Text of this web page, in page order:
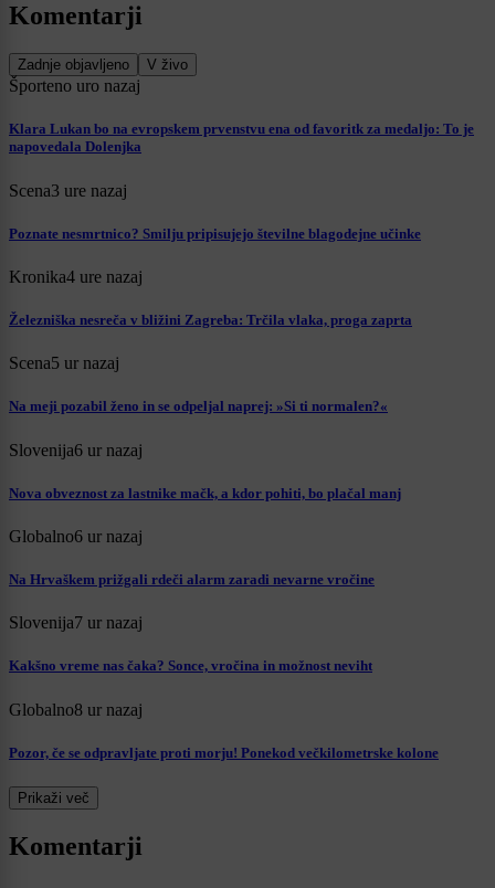
Komentarji
Zadnje objavljeno V živo
Športeno uro nazaj
Klara Lukan bo na evropskem prvenstvu ena od favoritk za medaljo: To je
napovedala Dolenjka
Scena3 ure nazaj
Poznate nesmrtnico? Smilju pripisujejo številne blagodejne učinke
Kronika4 ure nazaj
Železniška nesreča v bližini Zagreba: Trčila vlaka, proga zaprta
Scena5 ur nazaj
Na meji pozabil ženo in se odpeljal naprej: »Si ti normalen?«
Slovenija6 ur nazaj
Nova obveznost za lastnike mačk, a kdor pohiti, bo plačal manj
Globalno6 ur nazaj
Na Hrvaškem prižgali rdeči alarm zaradi nevarne vročine
Slovenija7 ur nazaj
Kakšno vreme nas čaka? Sonce, vročina in možnost neviht
Globalno8 ur nazaj
Pozor, če se odpravljate proti morju! Ponekod večkilometrske kolone
Prikaži več
Komentarji